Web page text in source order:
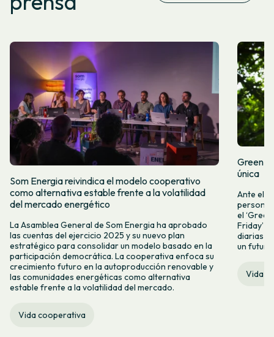
Som Energia reivindica el modelo cooperativo
como alternativa estable frente a la volatilidad
del mercado energético
La Asamblea General de Som Energia ha aprobado
las cuentas del ejercicio 2025 y su nuevo plan
estratégico para consolidar un modelo basado en la
participación democrática. La cooperativa enfoca su
crecimiento futuro en la autoproducción renovable y
las comunidades energéticas como alternativa
estable frente a la volatilidad del mercado.
Vida cooperativa
Green
única
Ante el
el
Friday’
diarias y
un
Vida